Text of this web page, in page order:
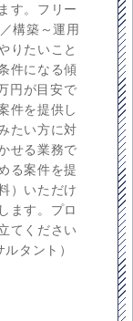
す。フリー
構築～運用
りたいこと
件になる傾
円が目安で
件を提供し
たい方に対
せる業務で
る案件を提
）いただけ
ます。プロ
てください
タント）